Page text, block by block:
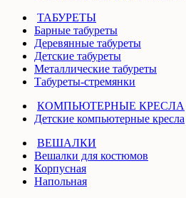
ТАБУРЕТЫ
Барные табуреты
Деревянные табуреты
Детские табуреты
Металлические табуреты
Табуреты-стремянки
КОМПЬЮТЕРНЫЕ КРЕСЛА
Детские компьютерные кресла
ВЕШАЛКИ
Вешалки для костюмов
Корпусная
Напольная